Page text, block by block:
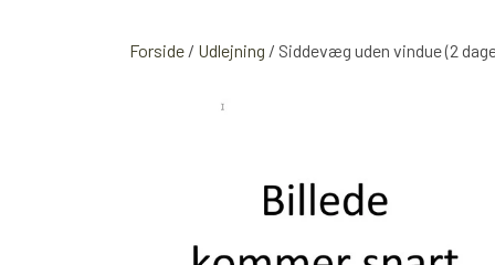
BUKETTER INSPIRATION
Forside Udlejning Siddevæg uden vindue (2